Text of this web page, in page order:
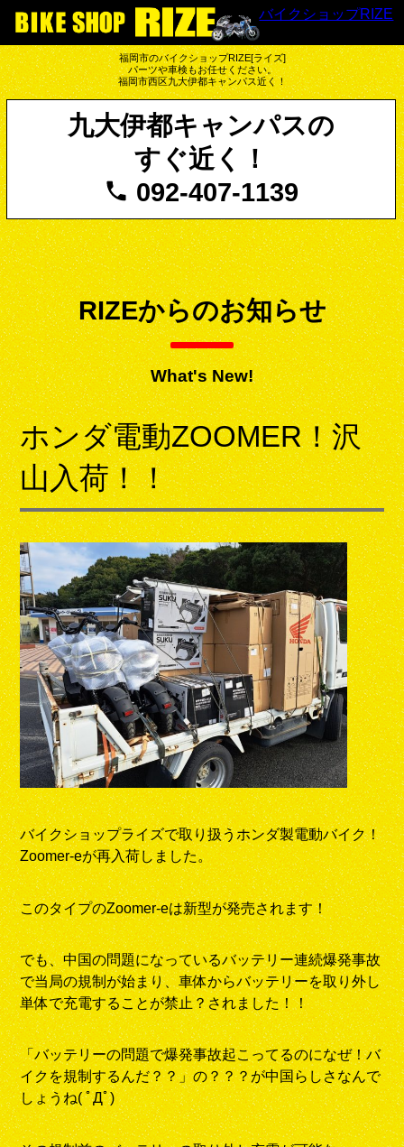
福岡市のバイクショップRIZE[ライズ]
パーツや車検もお任せください。
福岡市西区九大伊都キャンパス近く！
バイクショップRIZE
九大伊都キャンパスの
すぐ近く！
092-407-1139
RIZEからのお知らせ
What's New!
ホンダ電動ZOOMER！沢
山入荷！！
バイクショップライズで取り扱うホンダ製電動バイク！
Zoomer-eが再入荷しました。
このタイプのZoomer-eは新型が発売されます！
でも、中国の問題になっているバッテリー連続爆発事故
で当局の規制が始まり、車体からバッテリーを取り外し
単体で充電することが禁止？されました！！
「バッテリーの問題で爆発事故起こってるのになぜ！バ
イクを規制するんだ？？」の？？？が中国らしさなんで
しょうね( ﾟДﾟ)